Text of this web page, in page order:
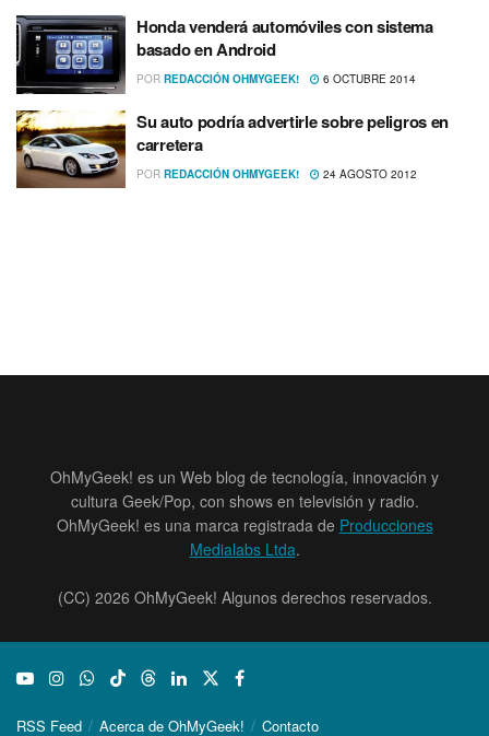
Honda venderá automóviles con sistema
basado en Android
POR REDACCIÓN OHMYGEEK! 6 OCTUBRE 2014
Su auto podrí­a advertirle sobre peligros en
carretera
POR REDACCIÓN OHMYGEEK! 24 AGOSTO 2012
OhMyGeek! es un Web blog de tecnología, innovación y
cultura Geek/Pop, con shows en televisión y radio.
OhMyGeek! es una marca registrada de Producciones
Medialabs Ltda.
(CC) 2026 OhMyGeek! Algunos derechos reservados.
RSS Feed Acerca de OhMyGeek! Contacto